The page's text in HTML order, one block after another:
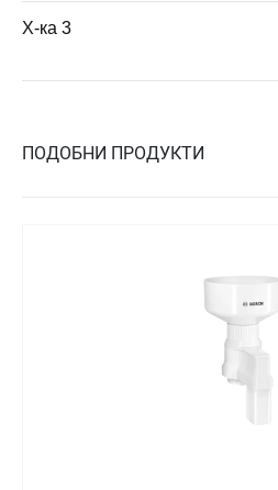
Х-ка 3
ПОДОБНИ ПРОДУКТИ